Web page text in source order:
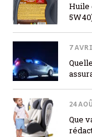
Huile
7
24
Que